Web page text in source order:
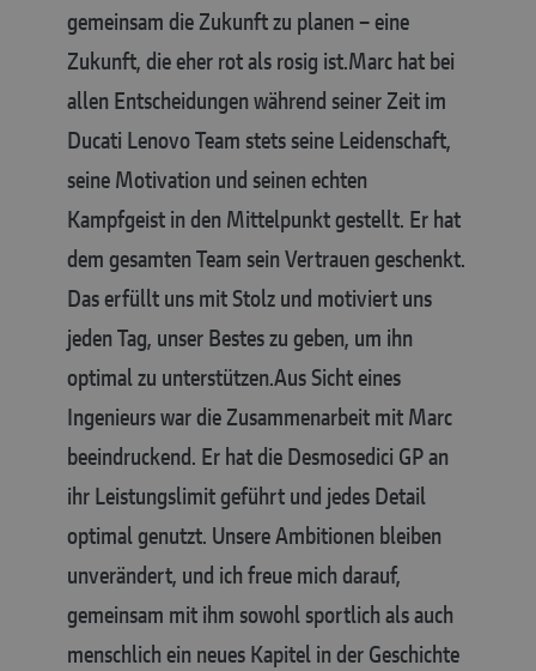
gemeinsam die Zukunft zu planen – eine
Zukunft, die eher rot als rosig ist.Marc hat bei
allen Entscheidungen während seiner Zeit im
Ducati Lenovo Team stets seine Leidenschaft,
seine Motivation und seinen echten
Kampfgeist in den Mittelpunkt gestellt. Er hat
dem gesamten Team sein Vertrauen geschenkt.
Das erfüllt uns mit Stolz und motiviert uns
jeden Tag, unser Bestes zu geben, um ihn
optimal zu unterstützen.Aus Sicht eines
Ingenieurs war die Zusammenarbeit mit Marc
beeindruckend. Er hat die Desmosedici GP an
ihr Leistungslimit geführt und jedes Detail
optimal genutzt. Unsere Ambitionen bleiben
unverändert, und ich freue mich darauf,
gemeinsam mit ihm sowohl sportlich als auch
menschlich ein neues Kapitel in der Geschichte